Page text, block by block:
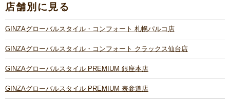
店舗別に見る
GINZAグローバルスタイル・コンフォート 札幌パルコ店
GINZAグローバルスタイル・コンフォート クラックス仙台店
GINZAグローバルスタイル PREMIUM 銀座本店
GINZAグローバルスタイル PREMIUM 表参道店